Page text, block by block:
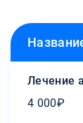
Лечение
4 000₽